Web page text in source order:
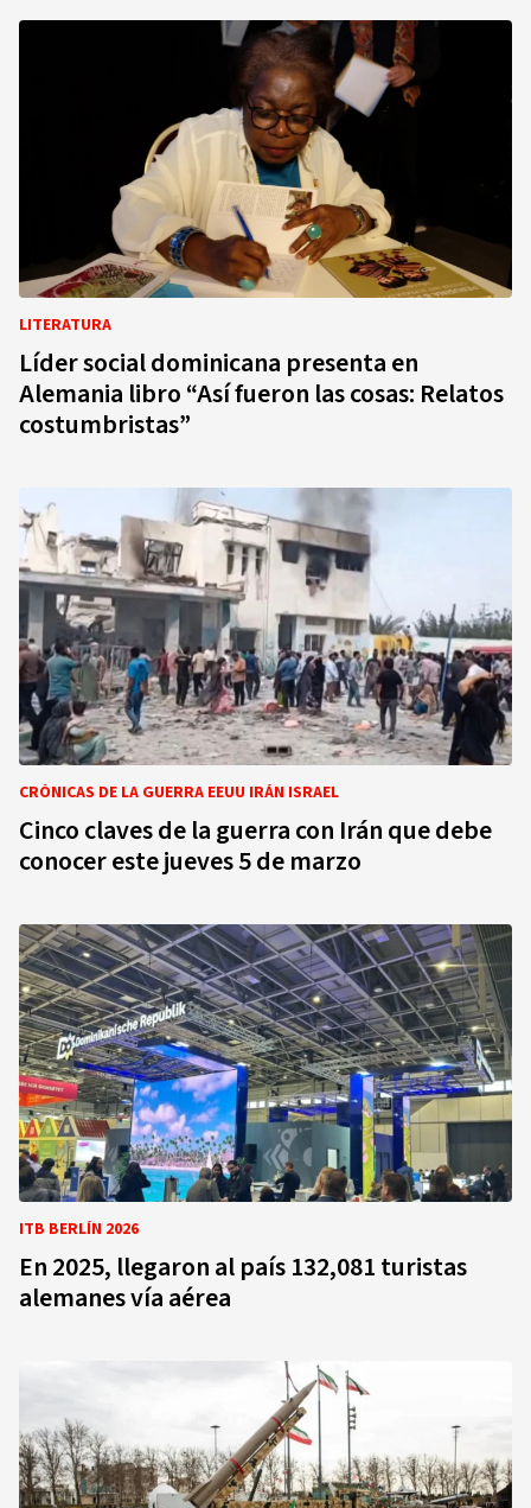
LITERATURA
Líder social dominicana presenta en
Alemania libro “Así fueron las cosas: Relatos
costumbristas”
CRÓNICAS DE LA GUERRA EEUU IRÁN ISRAEL
Cinco claves de la guerra con Irán que debe
conocer este jueves 5 de marzo
ITB BERLÍN 2026
En 2025, llegaron al país 132,081 turistas
alemanes vía aérea